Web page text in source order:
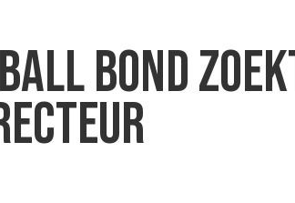
BOND